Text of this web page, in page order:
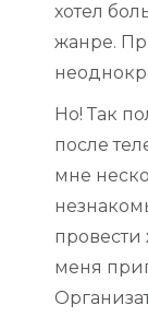
хотел
жанре.
Но! Так
после
мне
меня